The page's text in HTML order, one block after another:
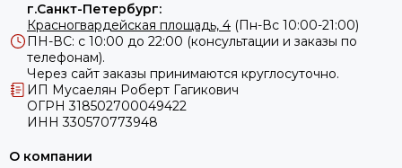
г.Санкт-Петербург:
Красногвардейская площадь, 4 (Пн-Вс 10:00-21:00)
ПН-ВС: с 10:00 до 22:00 (консультации и заказы по
телефонам).
Через сайт заказы принимаются круглосуточно.
ИП Мусаелян Роберт Гагикович
ОГРН 318502700049422
ИНН 330570773948
О компании